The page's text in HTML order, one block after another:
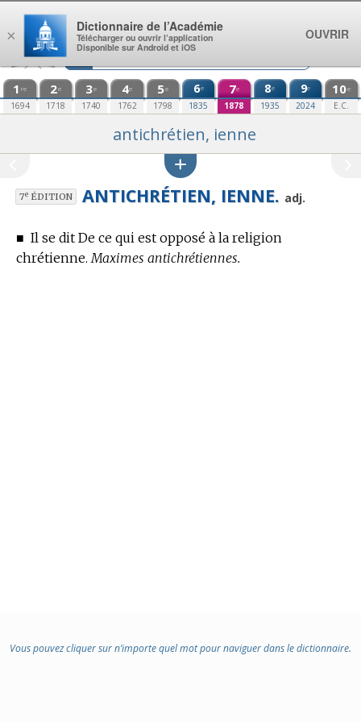
Aller au contenu
1 re
1694
2e
1718
3e
1740
4e
1762
5e
1798
6e
1835
7e
1878
8e
1935
9e
2024
10e
E.C.
antichrétien, ienne
7eÉDITION ANTICHRÉTIEN, IENNE. adj.
■ Il se dit De ce qui est opposé à la religion
chrétienne. Maximes antichrétiennes.
Vous pouvez cliquer sur n’importe quel mot pour naviguer dans le dictionnaire.
×
Dictionnaire de l’Académie
Télécharger ou ouvrir l’application
Disponible sur Android et iOS
OUVRIR